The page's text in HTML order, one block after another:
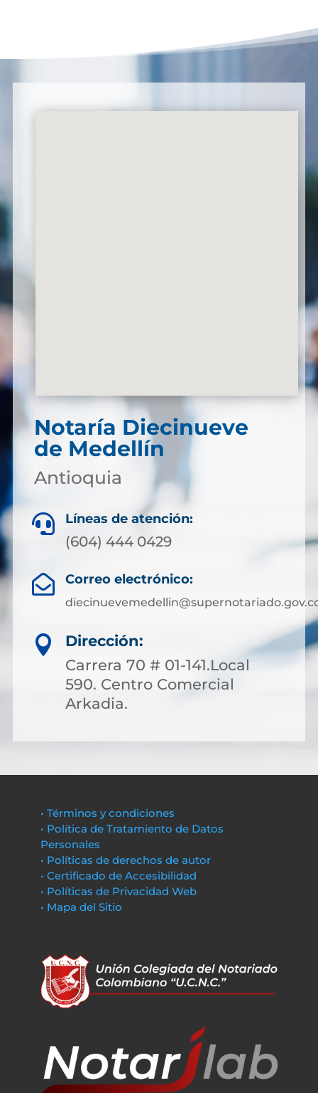
Notaría Diecinueve
de Medellín
Antioquia
 Líneas de atención:
(604) 444 0429
 Correo electrónico:

Dirección:
Carrera 70 # 01-141.Local
590. Centro Comercial
Arkadia.
• Términos y condiciones
• Política de Tratamiento de Datos
Personales
• Políticas de derechos de autor
• Certificado de Accesibilidad
• Políticas de Privacidad Web
• Mapa del Sitio